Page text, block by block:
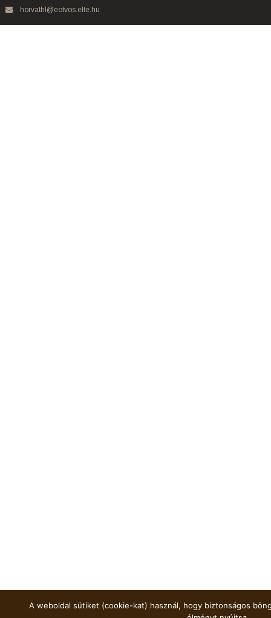
horvathl@eotvos.elte.hu
A weboldal sütiket (cookie-kat) használ, hogy biztonságos